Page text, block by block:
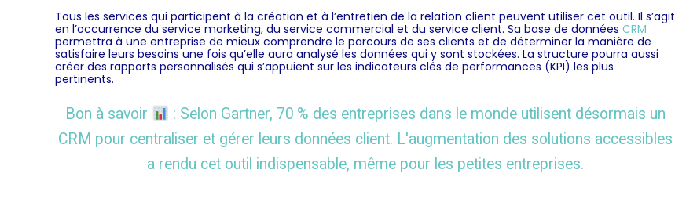
Tous les services qui participent à la création et à l’entretien de la relation client peuvent utiliser cet outil. Il s’agit
en l’occurrence du service marketing, du service commercial et du service client. Sa base de données CRM
permettra à une entreprise de mieux comprendre le parcours de ses clients et de déterminer la manière de
satisfaire leurs besoins une fois qu’elle aura analysé les données qui y sont stockées. La structure pourra aussi
créer des rapports personnalisés qui s’appuient sur les indicateurs clés de performances (KPI) les plus
pertinents.
Bon à savoir
: Selon Gartner, 70 % des entreprises dans le monde utilisent désormais un
CRM pour centraliser et gérer leurs données client. L'augmentation des solutions accessibles
a rendu cet outil indispensable, même pour les petites entreprises.